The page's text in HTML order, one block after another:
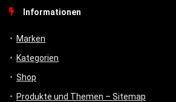
Informationen
Marken
Kategorien
Shop
Produkte und Themen – Sitemap